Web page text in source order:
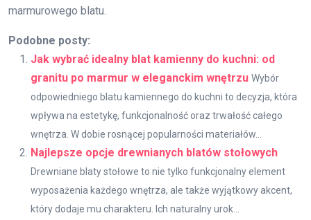
marmurowego blatu.
Podobne posty:
Jak wybrać idealny blat kamienny do kuchni: od
granitu po marmur w eleganckim wnętrzu Wybór
odpowiedniego blatu kamiennego do kuchni to decyzja, która
wpływa na estetykę, funkcjonalność oraz trwałość całego
wnętrza. W dobie rosnącej popularności materiałów...
Najlepsze opcje drewnianych blatów stołowych
Drewniane blaty stołowe to nie tylko funkcjonalny element
wyposażenia każdego wnętrza, ale także wyjątkowy akcent,
który dodaje mu charakteru. Ich naturalny urok...